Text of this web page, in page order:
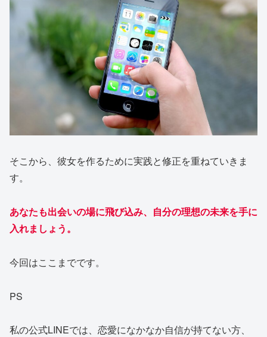
そこから、彼女を作るために実践と修正を重ねていきま
す。
あなたも出会いの場に飛び込み、自分の理想の未来を手に
入れましょう。
今回はここまでです。
PS
私の公式LINEでは、恋愛になかなか自信が持てない方、